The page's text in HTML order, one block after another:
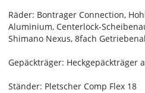
Räder: Bontrager Connection,
Aluminium, Centerlock-
Shimano Nexus, 8fach
Gepäckträger: Heckgepäckträger
Ständer: Pletscher Comp Flex 18